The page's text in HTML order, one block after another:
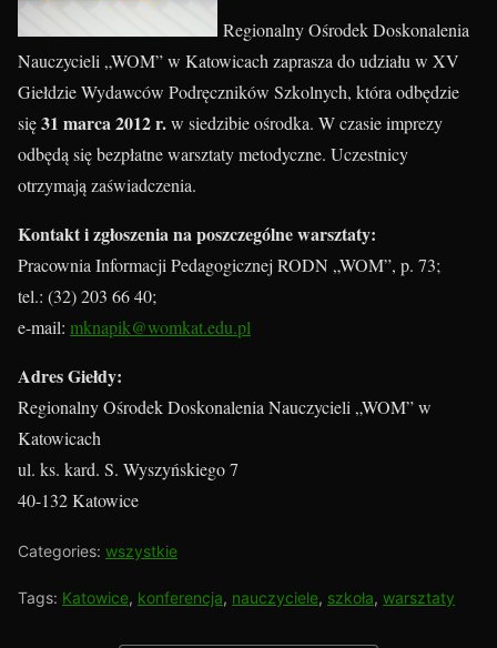
Regionalny Ośrodek Doskonalenia
Nauczycieli „WOM” w Katowicach zaprasza do udziału w XV
Giełdzie Wydawców Podręczników Szkolnych, która odbędzie
się31 marca 2012 r.w siedzibie ośrodka. W czasie imprezy
odbędą siębezpłatne warsztaty metodyczne. Uczestnicy
otrzymają zaświadczenia.
Kontakt i zgłoszenia na poszczególne warsztaty:
Pracownia Informacji Pedagogicznej RODN „WOM”, p. 73;
tel.: (32) 203 66 40;
e-mail: mknapik@womkat.edu.pl
Adres Giełdy:
Regionalny Ośrodek Doskonalenia Nauczycieli „WOM” w
Katowicach
ul. ks. kard. S. Wyszyńskiego 7
40-132 Katowice
Categories: wszystkie
Tags: Katowice, konferencja, nauczyciele, szkoła, warsztaty